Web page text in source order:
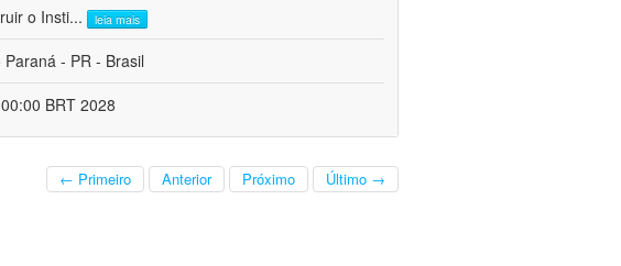
o Insti... leia mais
- PR - Brasil
BRT 2028
← Primeiro Anterior Próximo Último →